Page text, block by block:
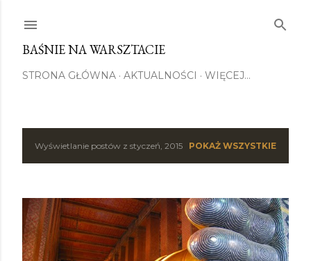
BAŚNIE NA WARSZTACIE
STRONA GŁÓWNA AKTUALNOŚCI WIĘCEJ…
P
s
t
Wyświetlanie postów z styczeń, 2015 POKAŻ WSZYSTKIE